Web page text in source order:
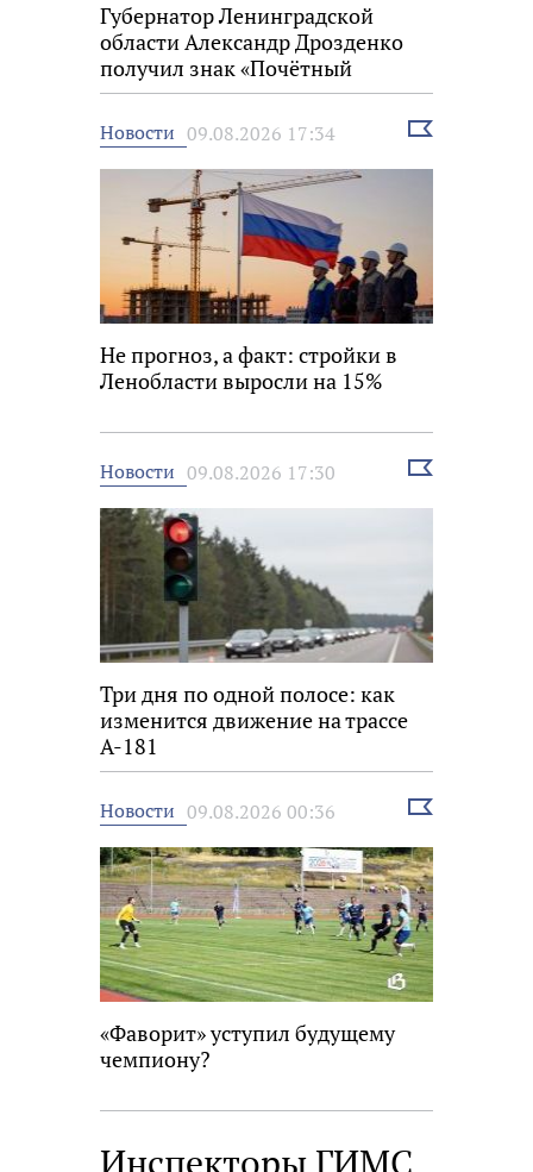
Губернатор Ленинградской
области Александр Дрозденко
получил знак «Почётный
строитель России»
Новости 09.08.2026 17:34
Выбрать
Не прогноз, а факт: стройки в
Ленобласти выросли на 15%
Новости 09.08.2026 17:30
Выбрать
Три дня по одной полосе: как
изменится движение на трассе
А-181
Новости 09.08.2026 00:36
Выбрать
«Фаворит» уступил будущему
чемпиону?